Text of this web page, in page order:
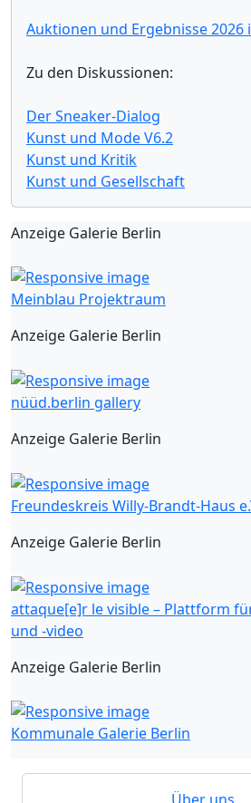
Auktionen und Ergebnisse 2026
Zu den Diskussionen:
Der Sneaker-Dialog
Kunst und Mode V6.2
Kunst und Kritik
Kunst und Gesellschaft
Anzeige Galerie Berlin
Meinblau Projektraum
Anzeige Galerie Berlin
nüüd.berlin gallery
Anzeige Galerie Berlin
Freundeskreis Willy-Brandt-Haus
Anzeige Galerie Berlin
attaque[e]r le visible – Plattform
und -video
Anzeige Galerie Berlin
Kommunale Galerie Berlin